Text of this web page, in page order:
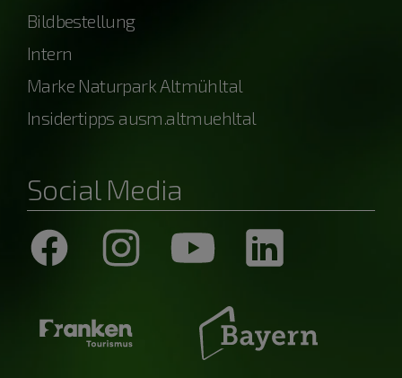
Bildbestellung
Intern
Marke Naturpark Altmühltal
Insidertipps ausm.altmuehltal
Social Media